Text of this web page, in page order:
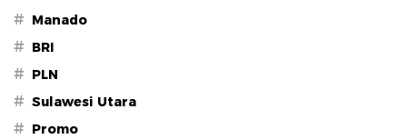
# Manado
# BRI
# PLN
# Sulawesi Utara
# Promo